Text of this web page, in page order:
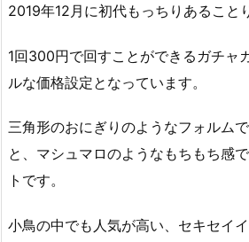
2019年12月に初代もっちりあること
1回300円で回すことができるガチャ
ルな価格設定となっています。
三角形のおにぎりのようなフォルム
と、マシュマロのようなもちもち感
トです。
小鳥の中でも人気が高い、セキセイ